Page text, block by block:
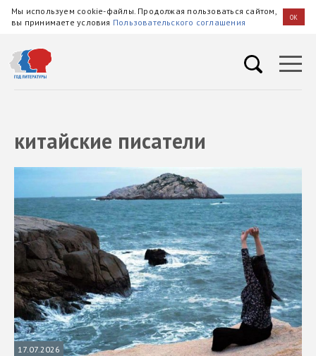
Мы используем cookie-файлы. Продолжая пользоваться сайтом,
вы принимаете условия Пользовательского соглашения OK
китайские писатели
17.07.2026